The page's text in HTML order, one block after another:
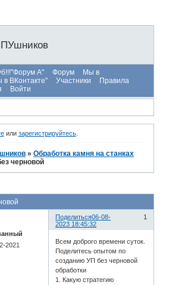
А" Форум
Мы в
в ВКонтакте" Участники
Правила
Войти
или зарегистрируйтесь.
»Обработка камня на станках
черновой
Поделиться 1
06-08-
2023 18:45:32
2021
Всем доброго времени суток.
Поделитесь опытом по
созданию УП без черновой
обработки
1. Какую стратегию